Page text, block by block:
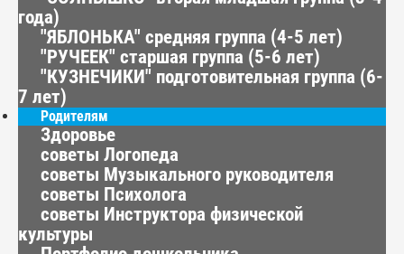
года)
"ЯБЛОНЬКА" средняя группа (4-5 лет)
"РУЧЕЕК" старшая группа (5-6 лет)
"КУЗНЕЧИКИ" подготовительная группа (6-
7 лет)
Родителям
Здоровье
советы Логопеда
советы Музыкального руководителя
советы Психолога
советы Инструктора физической
культуры